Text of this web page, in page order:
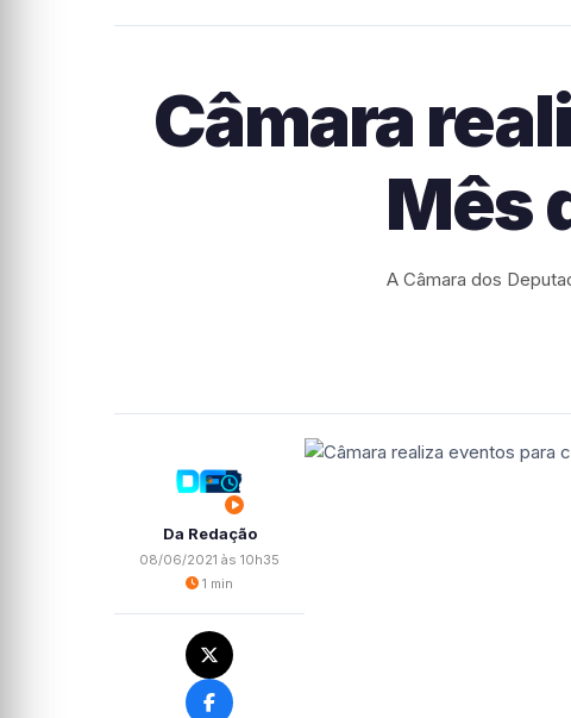
Câmara
Mês
A Câmara dos
Da Redação
08/06/2021 às 10h35
1 min